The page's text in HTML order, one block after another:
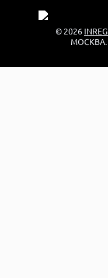
© 2026
МОСКВА.